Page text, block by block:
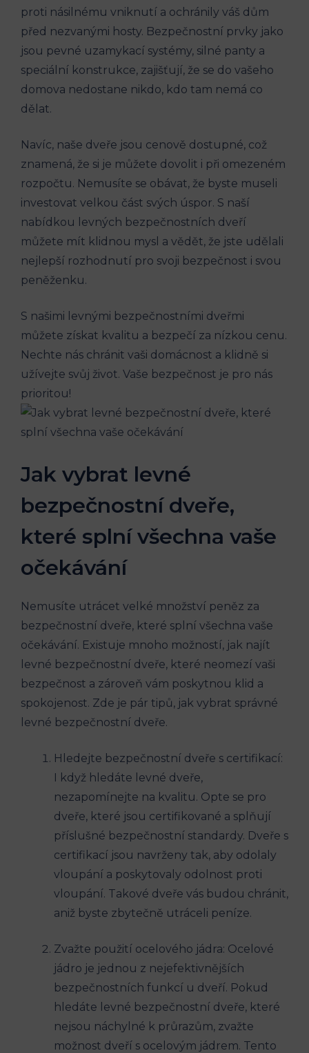
proti násilnému vniknutí a ochránily váš dům
před nezvanými hosty. Bezpečnostní prvky jako
jsou pevné uzamykací systémy, silné panty a
speciální konstrukce, zajišťují, že se do vašeho
domova nedostane nikdo, kdo tam nemá co
dělat.
Navíc, naše dveře jsou cenově dostupné, což
znamená, že si je můžete dovolit i při omezeném
rozpočtu. Nemusíte se obávat, že byste museli
investovat velkou část svých úspor. S naší
nabídkou levných bezpečnostních dveří
můžete mít klidnou mysl a vědět, že jste udělali
nejlepší rozhodnutí pro svoji bezpečnost i svou
peněženku.
S našimi levnými bezpečnostními dveřmi
můžete získat kvalitu a bezpečí za nízkou cenu.
Nechte nás chránit vaši domácnost a klidně si
užívejte svůj život. Vaše bezpečnost je pro nás
prioritou!
Jak vybrat levné
bezpečnostní dveře,
které splní všechna vaše
očekávání
Nemusíte utrácet velké množství peněz za
bezpečnostní dveře, které splní všechna vaše
očekávání. Existuje mnoho možností, jak najít
levné bezpečnostní dveře, které neomezí vaši
bezpečnost a zároveň vám poskytnou klid a
spokojenost. Zde je pár tipů, jak vybrat správné
levné bezpečnostní dveře.
Hledejte bezpečnostní dveře s certifikací:
I když hledáte levné dveře,
nezapomínejte na kvalitu. Opte se pro
dveře, které jsou certifikované a splňují
příslušné bezpečnostní standardy. Dveře s
certifikací jsou navrženy tak, aby odolaly
vloupání a poskytovaly odolnost proti
vloupání. Takové dveře vás budou chránit,
aniž byste zbytečně utráceli peníze.
Zvažte použití ocelového jádra: Ocelové
jádro je jednou z nejefektivnějších
bezpečnostních funkcí u dveří. Pokud
hledáte levné bezpečnostní dveře, které
nejsou náchylné k průrazům, zvažte
možnost dveří s ocelovým jádrem. Tento